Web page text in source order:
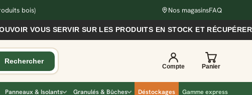
bois) Nos magasinsFAQ
SERVIR SUR LES PRODUITS EN STOCK ET RÉCUPÉRER VOS
Panneaux & Isolants Granulés & Bûches Déstockages Gamme express